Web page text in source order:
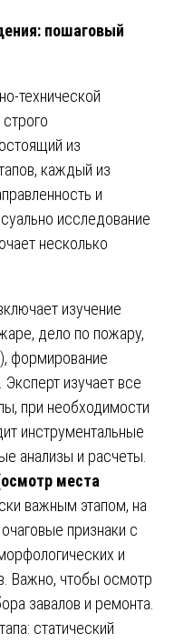
пошаговый
технической
из
каждый из
и
исследование
несколько
изучение
дело по пожару,
формирование
изучает все
при необходимости
инструментальные
анализы и расчеты.
места
важным этапом, на
признаки с
и
Важно, чтобы осмотр
завалов и ремонта.
статический